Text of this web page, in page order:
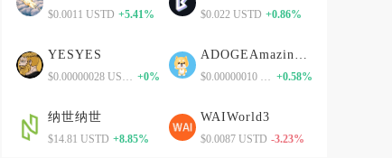
$0.0011 USTD +5.41% $0.022 USTD +0.86%
YESYES
$0.00000028 USTD +0%
ADOGEAmazingDoge
$0.00000010 USTD +0.58%
纳世纳世
$14.81 USTD +8.85%
WAIWorld3
$0.0087 USTD -3.23%